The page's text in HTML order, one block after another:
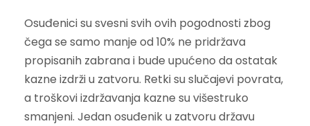
Osuđenici su svesni svih ovih pogodnosti zbog
čega se samo manje od 10% ne pridržava
propisanih zabrana i bude upućeno da ostatak
kazne izdrži u zatvoru. Retki su slučajevi povrata,
a troškovi izdržavanja kazne su višestruko
smanjeni. Jedan osuđenik u zatvoru državu